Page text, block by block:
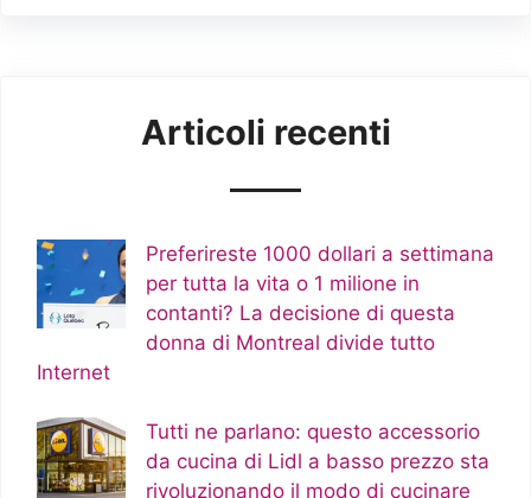
Articoli recenti
Preferireste 1000 dollari a settimana
per tutta la vita o 1 milione in
contanti? La decisione di questa
donna di Montreal divide tutto
Internet
Tutti ne parlano: questo accessorio
da cucina di Lidl a basso prezzo sta
rivoluzionando il modo di cucinare